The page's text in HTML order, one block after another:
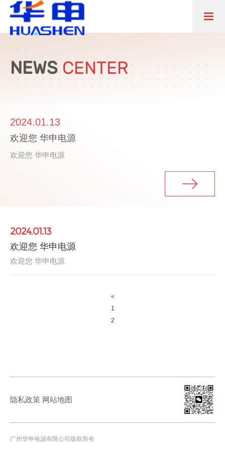
NEWS CENTER
2024.01.13
欢迎您 华申电源
欢迎您 华申电源
2024.01.13
欢迎您 华申电源
欢迎您 华申电源
«
1
2
隐私政策 网站地图
广州华申电源有限公司版权所有